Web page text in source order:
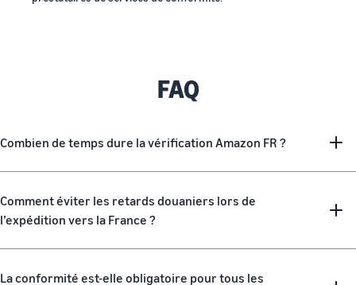
FAQ
Combien de temps dure la vérification Amazon FR ?
Comment éviter les retards douaniers lors de
l’expédition vers la France ?
La conformité est-elle obligatoire pour tous les